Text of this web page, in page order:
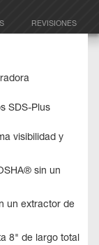
REVISIONES
SDS-Plus
visibilidad y
sin un
un extractor de
8" de largo total